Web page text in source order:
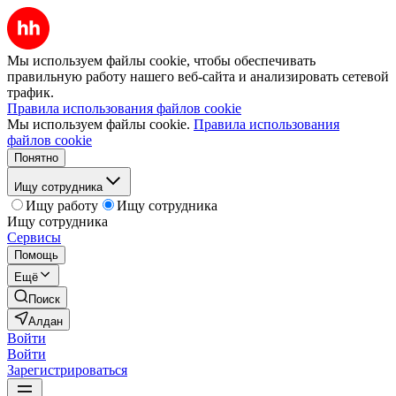
Мы используем файлы cookie, чтобы обеспечивать
правильную работу нашего веб-сайта и анализировать сетевой
трафик.
Правила использования файлов cookie
Мы используем файлы cookie. Правила использования
файлов cookie
Понятно
Ищу сотрудника
Ищу работу
Ищу сотрудника
Ищу сотрудника
Сервисы
Помощь
Ещё
Поиск
Алдан
Войти
Войти
Зарегистрироваться